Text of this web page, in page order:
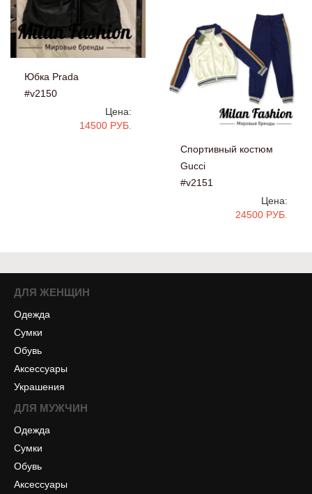
Юбка Prada
#v2150
Цена:
14500 РУБ.
Спортивный костюм
Gucci
#v2151
Цена:
24500 РУБ.
ДЛЯ ЖЕНЩИН
Одежда
Сумки
Обувь
Аксессуары
Украшения
ДЛЯ МУЖЧИН
Одежда
Сумки
Обувь
Аксессуары